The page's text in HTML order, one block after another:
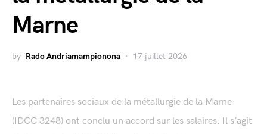
Marne
by Rado Andriamampionona 17 juillet 2026
Les partenaires sociaux de la métallurgie de la Marne
(IDCC 3248) ont conclu un accord sur les salaires. Il s’agit